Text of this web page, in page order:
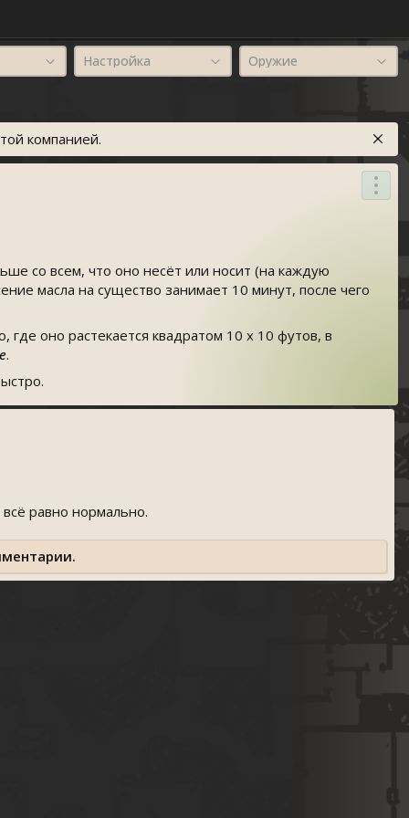
Настройка Оружие
компанией.
со всем, что оно несёт или носит (на каждую
масла на существо занимает 10 минут, после чего
оно растекается квадратом 10 х 10 футов, в
.
равно нормально.